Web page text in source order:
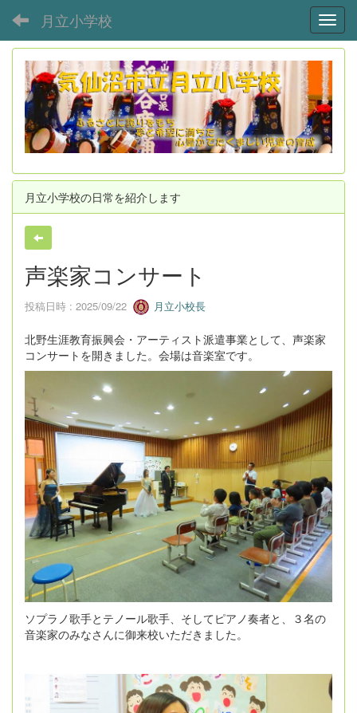
月立小学校
月立小学校の日常を紹介します
声楽家コンサート
投稿日時 : 2025/09/22 月立小校長
北野生涯教育振興会・アーティスト派遣事業として、声楽家
コンサートを開きました。会場は音楽室です。
ソプラノ歌手とテノール歌手、そしてピアノ奏者と、３名の
音楽家のみなさんに御来校いただきました。